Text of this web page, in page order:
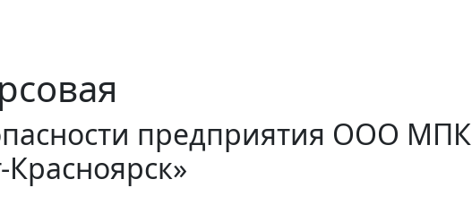
предприятия ООО МПК
Красноярск»